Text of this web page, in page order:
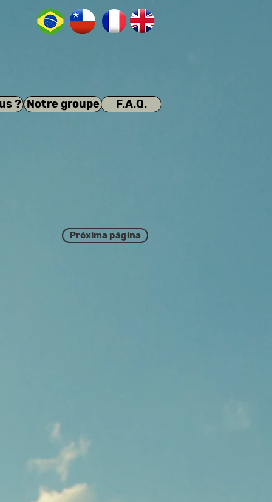
? Notre groupe F.A.Q.
Próxima página